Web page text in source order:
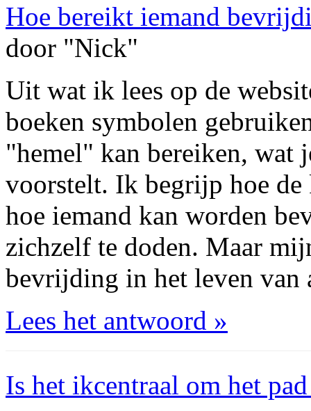
Hoe bereikt iemand
door "Nick"
Uit wat ik lees op de
boeken symbolen
"hemel" kan bereiken, wat
voorstelt. Ik begrijp hoe de
hoe iemand kan worden
zichzelf te doden. Maar
bevrijding in het leven van
Lees het antwoord »
Is het ikcentraal om het